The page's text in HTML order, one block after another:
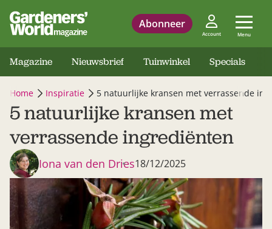
Abonneer
Account Menu
Magazine Nieuwsbrief Tuinwinkel Specials
Home Inspiratie 5 natuurlijke kransen met verrassende
5 natuurlijke kransen met
verrassende ingrediënten
Iona van den Dries18/12/2025